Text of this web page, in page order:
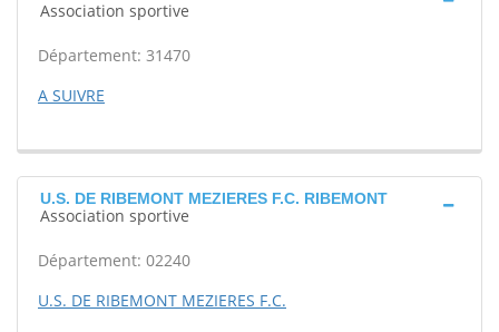
Association sportive
Département: 31470
A SUIVRE
U.S. DE RIBEMONT MEZIERES F.C. RIBEMONT
Association sportive
Département: 02240
U.S. DE RIBEMONT MEZIERES F.C.